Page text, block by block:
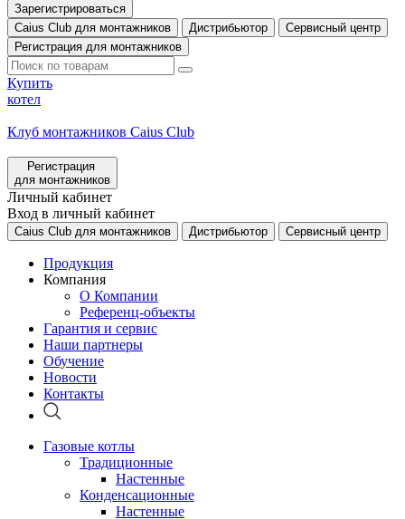
Зарегистрироваться
Caius Club для монтажников
Дистрибьютор
Сервисный центр
Регистрация для монтажников
Купить
котел
Клуб монтажников Caius Club
Регистрация
для монтажников
Личный кабинет
Вход в личный кабинет
Caius Club для монтажников Дистрибьютор Сервисный центр
Продукция
Компания
О Компании
Референц-объекты
Гарантия и сервис
Наши партнеры
Обучение
Новости
Контакты
Газовые котлы
Традиционные
Настенные
Конденсационные
Настенные